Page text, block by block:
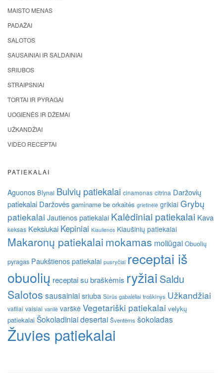
MAISTO MENAS
PADAŽAI
SALOTOS
SAUSAINIAI IR SALDAINIAI
SRIUBOS
STRAIPSNIAI
TORTAI IR PYRAGAI
UOGIENĖS IR DŽEMAI
UŽKANDŽIAI
VIDEO RECEPTAI
PATIEKALAI
Aguonos Blynai Bulvių patiekalai cinamonas citrina Daržovių
patiekalai Daržovės gaminame be orkaitės grietinėlė grikiai Grybų
patiekalai Jautienos patiekalai Kalėdiniai patiekalai Kava
keksas Keksiukai Kepiniai Kiaulienos Kiaušinių patiekalai
Makaronų patiekalai mokamas moliūgai Obuolių
pyragas Paukštienos patiekalai pusryčiai receptai iš
obuolių receptai su braškėmis ryžiai Saldu
Salotos sausainiai sriuba Sūrūs gabalėliai troškinys Užkandžiai
vafliai vaisiai vanilė varškė Vegetariški patiekalai velykų
patiekalai Šokoladiniai desertai Šventėms šokoladas
Žuvies patiekalai